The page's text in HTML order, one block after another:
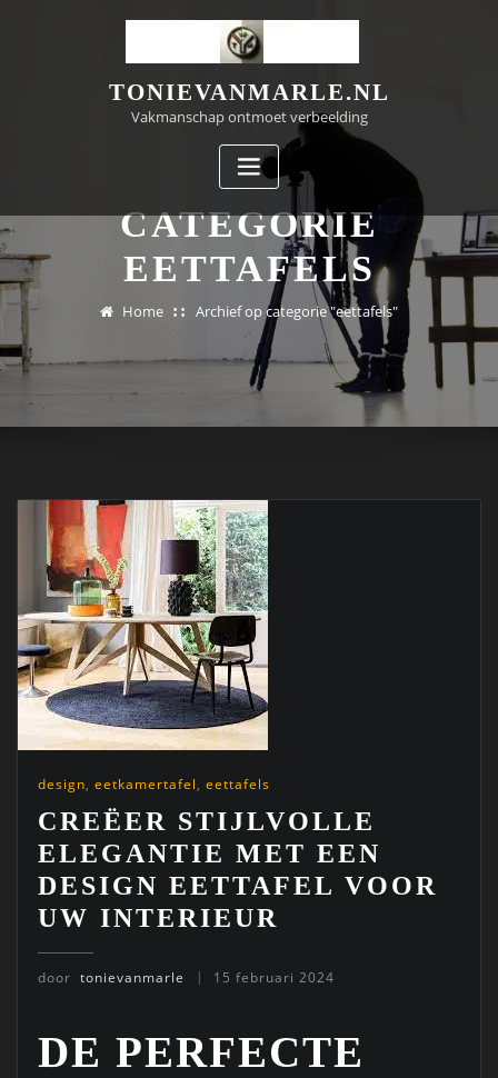
TONIEVANMARLE.NL
Vakmanschap ontmoet verbeelding
CATEGORIE
EETTAFELS
Home Archief op categorie "eettafels"
design, eetkamertafel, eettafels
CREËER STIJLVOLLE
ELEGANTIE MET EEN
DESIGN EETTAFEL VOOR
UW INTERIEUR
door tonievanmarle 15 februari 2024
DE PERFECTE